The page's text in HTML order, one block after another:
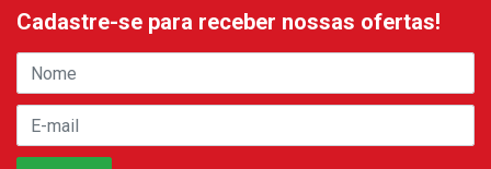
Cadastre-se para receber nossas ofertas!